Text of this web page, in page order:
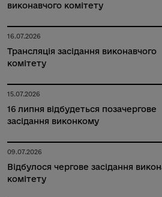
виконавчого комітету
16.07.2026
Трансляція засідання виконавчого
комітету
15.07.2026
16 липня відбудеться позачергове
засідання виконкому
09.07.2026
Відбулося чергове засідання
комітету